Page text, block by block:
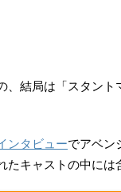
結局は「スタント
ンタビューでアベン
キャストの中には